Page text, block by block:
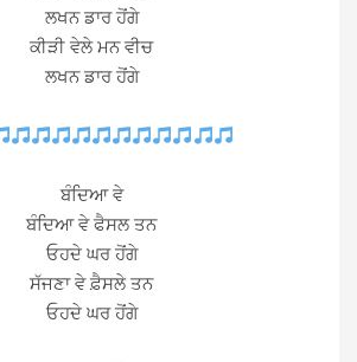
ਲਖਨ ਡਾਰ ਹੋਂਗੇ
ਕੀੜੀ ਵੇਲੇ ਮਨ ਵੀਚ
ਲਖਨ ਡਾਰ ਹੋਂਗੇ
ਬੰਦਿਆ ਵੇ
ਬੰਦਿਆ ਵੇ ਫੈਸਲ ਤਨ
ਓਹਦੇ ਘਰ ਹੋਂਗੇ
ਸੱਜਣਾ ਵੇ ਫ਼ੈਸਲੇ ਤਨ
ਓਹਦੇ ਘਰ ਹੋਂਗੇ